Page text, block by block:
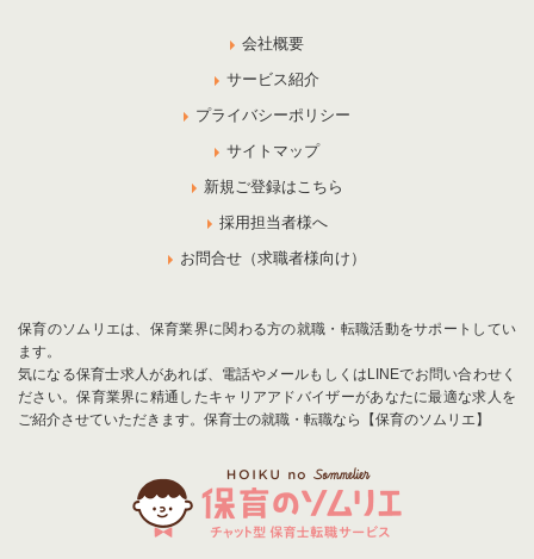
会社概要
サービス紹介
プライバシーポリシー
サイトマップ
新規ご登録はこちら
採用担当者様へ
お問合せ（求職者様向け）
保育のソムリエは、保育業界に関わる方の就職・転職活動をサポートしてい
ます。
気になる保育士求人があれば、電話やメールもしくはLINEでお問い合わせく
ださい。保育業界に精通したキャリアアドバイザーがあなたに最適な求人を
ご紹介させていただきます。保育士の就職・転職なら【保育のソムリエ】